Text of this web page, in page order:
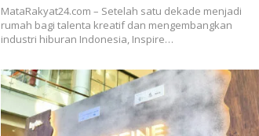
MataRakyat24.com – Setelah satu dekade menjadi
rumah bagi talenta kreatif dan mengembangkan
industri hiburan Indonesia, Inspire…